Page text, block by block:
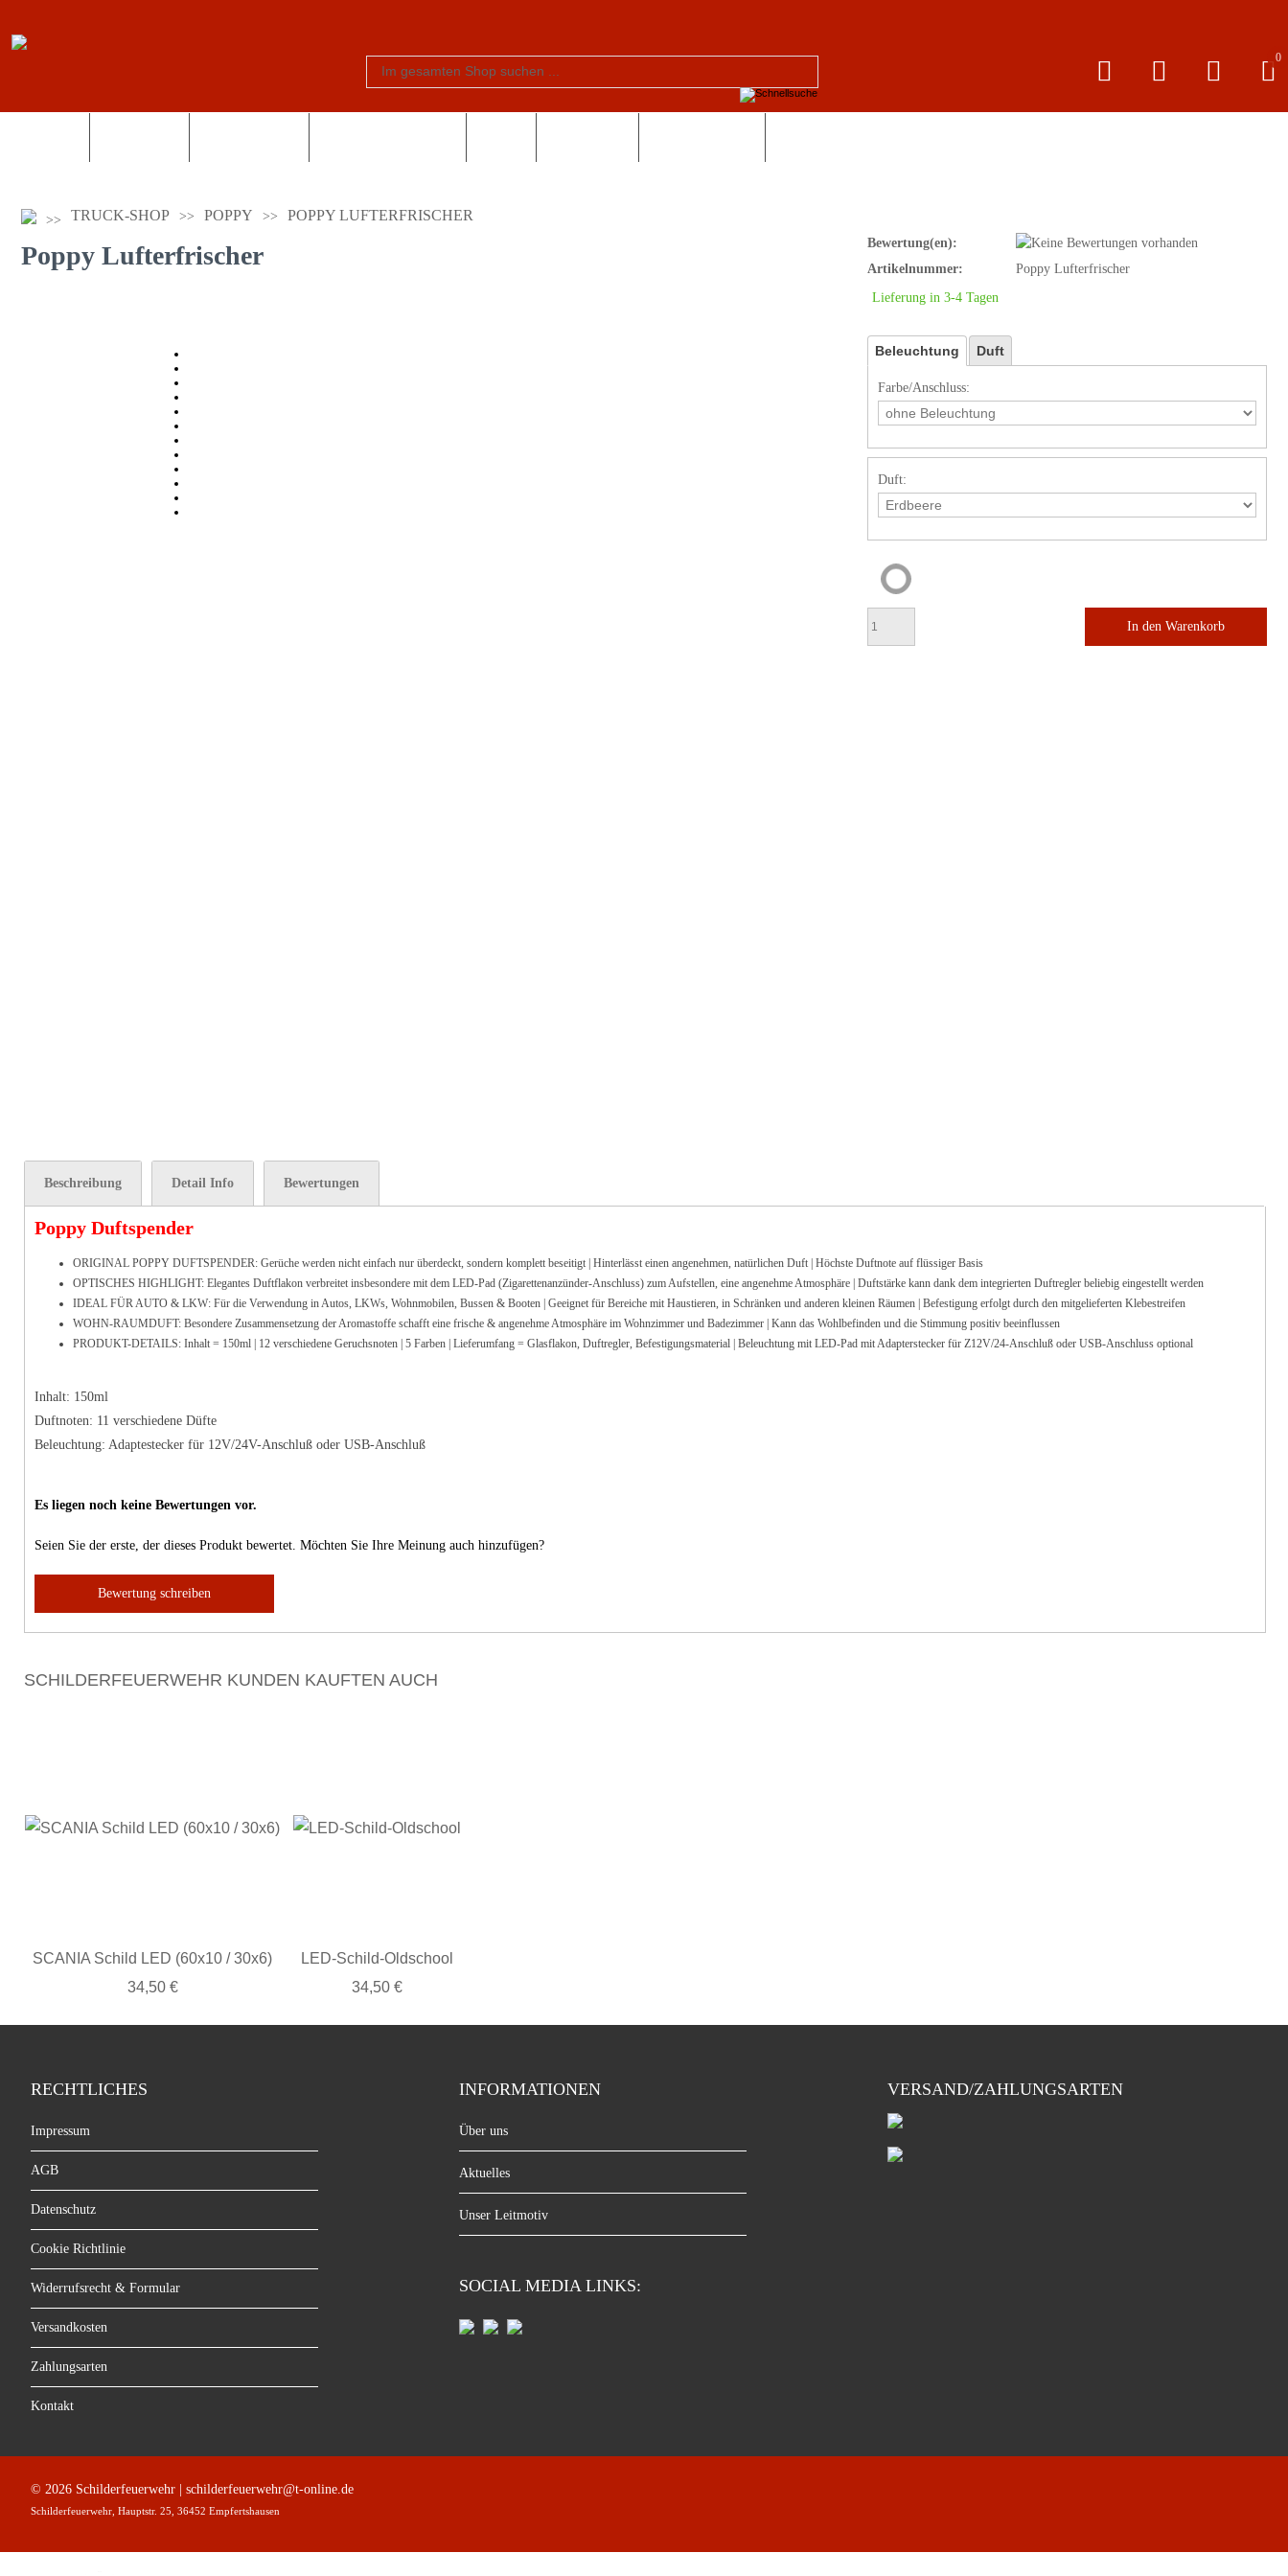
0
TRUCK-SHOP POPPY POPPY LUFTERFRISCHER
Poppy Lufterfrischer
Bewertung(en):
Artikelnummer:
Poppy Lufterfrischer
Lieferung in 3-4 Tagen
Beleuchtung Duft
Farbe/Anschluss:
Duft:
In den Warenkorb
Beschreibung Detail Info Bewertungen
Poppy Duftspender
ORIGINAL POPPY DUFTSPENDER: Gerüche werden nicht einfach nur überdeckt, sondern komplett beseitigt | Hinterlässt einen angenehmen, natürlichen Duft | Höchste Duftnote auf flüssiger Basis
OPTISCHES HIGHLIGHT: Elegantes Duftflakon verbreitet insbesondere mit dem LED-Pad (Zigarettenanzünder-Anschluss) zum Aufstellen, eine angenehme Atmosphäre | Duftstärke kann dank dem integrierten Duftregler beliebig eingestellt werden
IDEAL FÜR AUTO & LKW: Für die Verwendung in Autos, LKWs, Wohnmobilen, Bussen & Booten | Geeignet für Bereiche mit Haustieren, in Schränken und anderen kleinen Räumen | Befestigung erfolgt durch den mitgelieferten Klebestreifen
WOHN-RAUMDUFT: Besondere Zusammensetzung der Aromastoffe schafft eine frische & angenehme Atmosphäre im Wohnzimmer und Badezimmer | Kann das Wohlbefinden und die Stimmung positiv beeinflussen
PRODUKT-DETAILS: Inhalt = 150ml | 12 verschiedene Geruchsnoten | 5 Farben | Lieferumfang = Glasflakon, Duftregler, Befestigungsmaterial | Beleuchtung mit LED-Pad mit Adapterstecker für Z12V/24-Anschluß oder USB-Anschluss optional
Inhalt: 150ml
Duftnoten: 11 verschiedene Düfte
Beleuchtung: Adaptestecker für 12V/24V-Anschluß oder USB-Anschluß
Es liegen noch keine Bewertungen vor.
Seien Sie der erste, der dieses Produkt bewertet. Möchten Sie Ihre Meinung auch hinzufügen?
Bewertung schreiben
SCHILDERFEUERWEHR KUNDEN KAUFTEN AUCH
SCANIA Schild LED (60x10 / 30x6)
34,50 €
LED-Schild-Oldschool
34,50 €
© 2026 Schilderfeuerwehr | schilderfeuerwehr@t-online.de
Schilderfeuerwehr, Hauptstr. 25, 36452 Empfertshausen
RECHTLICHES
Impressum
AGB
Datenschutz
Cookie Richtlinie
Widerrufsrecht & Formular
Versandkosten
Zahlungsarten
Kontakt
INFORMATIONEN
Über uns
Aktuelles
Unser Leitmotiv
SOCIAL MEDIA LINKS:
VERSAND/ZAHLUNGSARTEN